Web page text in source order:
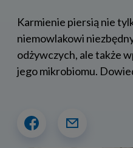
Karmienie piersią nie
niemowlakowi
odżywczych, ale także
jego mikrobiomu.